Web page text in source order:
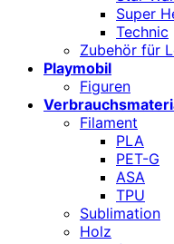
Super
Technic
Zubehör für
Playmobil
Figuren
Filament
PLA
PET-G
ASA
TPU
Sublimation
Holz